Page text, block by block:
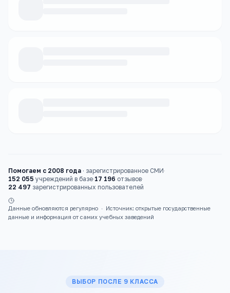
Помогаем с 2008 года · зарегистрированное СМИ·
152 055 учреждений в базе·17 196 отзывов·
22 497 зарегистрированных пользователей
Данные обновляются регулярно ·
Источник: открытые государственные
данные и информация от самих учебных заведений
ВЫБОР ПОСЛЕ 9 КЛАССА